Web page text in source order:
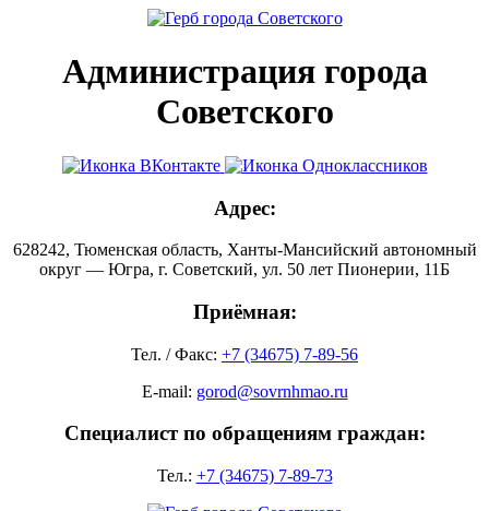
Администрация города
Советского
Адрес:
628242, Тюменская область, Ханты-Мансийский автономный
округ — Югра, г. Советский, ул. 50 лет Пионерии, 11Б
Приёмная:
Тел. / Факс: +7 (34675) 7-89-56
E-mail: gorod@sovrnhmao.ru
Специалист по обращениям граждан:
Тел.: +7 (34675) 7-89-73